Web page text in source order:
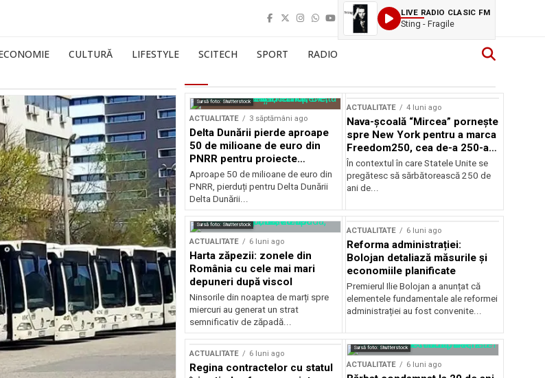
LIVE RADIO CLASIC FM
Sting - Fragile
CULTURĂ LIFESTYLE SCITECH SPORT RADIO
Sursă foto: Shutterstock
ACTUALITATE 3 săptămâni ago
Delta Dunării pierde aproape
50 de milioane de euro din
PNRR pentru proiecte
esențiale
Aproape 50 de milioane de euro din
PNRR, pierduți pentru Delta Dunării
Delta Dunării...
ACTUALITATE 4 luni ago
Nava-școală “Mircea” pornește
spre New York pentru a marca
Freedom250, cea de-a 250-a
aniversare a Statelor Unite
În contextul în care Statele Unite se
pregătesc să sărbătorească 250 de
ani de...
Sursă foto: Shutterstock
ACTUALITATE 6 luni ago
Harta zăpezii: zonele din
România cu cele mai mari
depuneri după viscol
Ninsorile din noaptea de marți spre
miercuri au generat un strat
semnificativ de zăpadă...
ACTUALITATE 6 luni ago
Reforma administrației:
Bolojan detaliază măsurile și
economiile planificate
Premierul Ilie Bolojan a anunțat că
elementele fundamentale ale reformei
administrației au fost convenite...
ACTUALITATE 6 luni ago
Regina contractelor cu statul
Sursă foto: Shutterstock
ACTUALITATE 6 luni ago